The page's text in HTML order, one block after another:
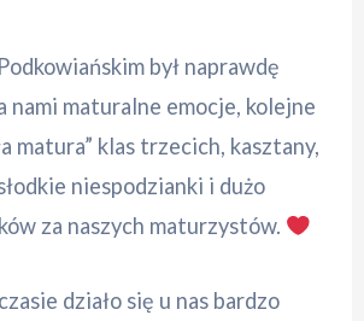
był naprawdę
nami maturalne emocje, kolejne
matura” klas trzecich, kasztany,
niespodzianki i dużo
za naszych maturzystów.
działo się u nas bardzo